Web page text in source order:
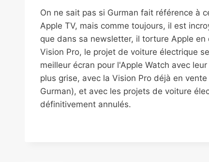
On ne sait pas si Gurman fait référence à
Apple TV, mais comme toujours, il est
que dans sa newsletter, il torture Apple
Vision Pro, le projet de voiture électrique
meilleur écran pour l'Apple Watch avec
plus grise, avec la Vision Pro déjà en
Gurman), et avec les projets de voiture
définitivement annulés.